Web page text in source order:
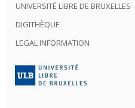
UNIVERSITÉ LIBRE DE BRUXELLES
DIGITHÈQUE
LEGAL INFORMATION